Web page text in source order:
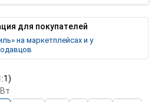
для покупателей
на маркетплейсах и у